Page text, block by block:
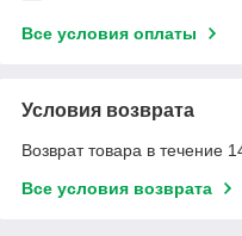
Все условия оплаты
Условия возврата
Возврат товара в течение
Все условия возврата